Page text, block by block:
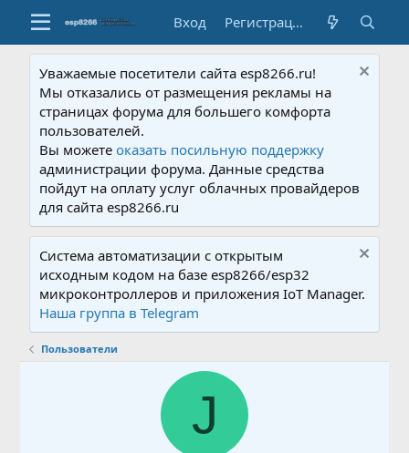
Вход Регистрация
Уважаемые посетители сайта esp8266.ru!
Мы отказались от размещения рекламы на
страницах форума для большего комфорта
пользователей.
Вы можетеоказать посильную поддержку
администрации форума. Данные средства
пойдут на оплату услуг облачных провайдеров
для сайта esp8266.ru
Система автоматизации с открытым
исходным кодом на базе esp8266/esp32
микроконтроллеров и приложения IoT Manager.
Наша группа в Telegram
Пользователи
J